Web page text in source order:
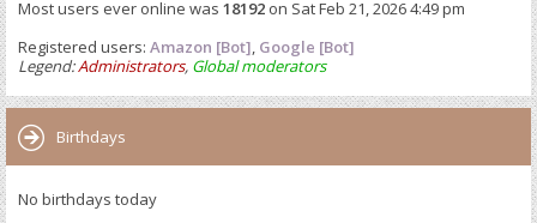
s
t
a
t
e
t
Most users ever online was 18192 on Sat Feb 21, 2026 4:49 pm
Registered users: Amazon [Bot], Google [Bot]
Legend:Administrators, Global moderators
Birthdays
No birthdays today